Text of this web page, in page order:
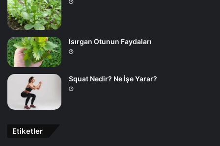
Isırgan Otunun Faydaları
Squat Nedir? Ne İşe Yarar?
Etiketler